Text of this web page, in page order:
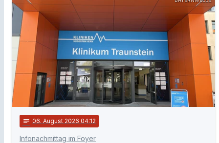
notes 06. August 2026 04:12
Infonachmittag im Foyer